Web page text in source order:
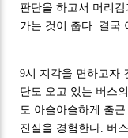
판단을 하고서 머리
가는 것이 춥다. 결국
9시 지각을 면하고자
단도 오고 있는 버스
도 아슬아슬하게 출
진실을 경험한다. 버